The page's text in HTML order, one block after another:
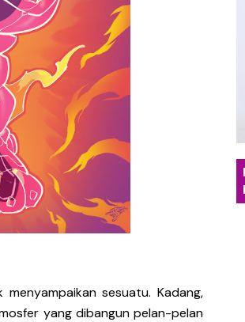
Single Debut "Obsession",
untuk "Sarkasme", Refleksi
Diri Lewat Single Baru "LALU"
Baru "Melangkahlah Perlahan"
Lewat Album “Fall Into Decay”
Single Baru “Everything You
Single Baru “Girl With Interesting
sesuatu. Kadang,
yang dibangun pelan-pelan